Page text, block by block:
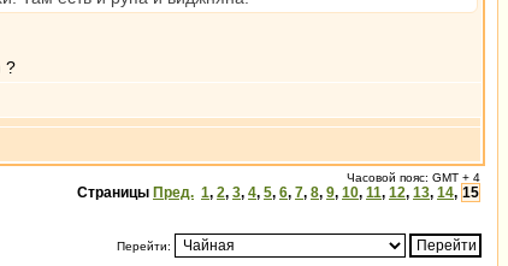
?
Часовой пояс: GMT + 4
Страницы Пред. 1, 2, 3, 4, 5, 6, 7, 8, 9, 10, 11, 12, 13, 14, 15
Перейти: